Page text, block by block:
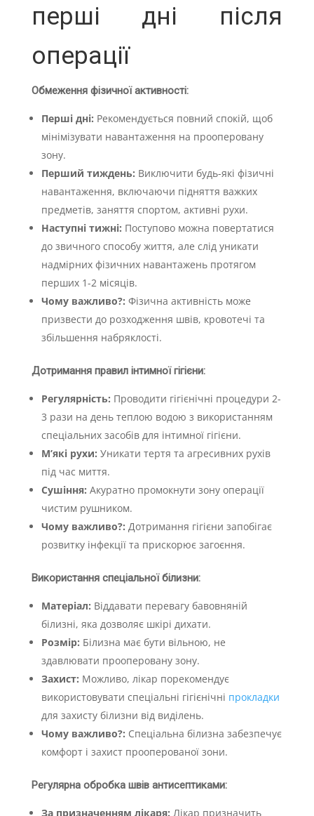
перші дні після
операції
Обмеження фізичної активності:
Перші дні: Рекомендується повний спокій, щоб
мінімізувати навантаження на прооперовану
зону.
Перший тиждень: Виключити будь-які фізичні
навантаження, включаючи підняття важких
предметів, заняття спортом, активні рухи.
Наступні тижні: Поступово можна повертатися
до звичного способу життя, але слід уникати
надмірних фізичних навантажень протягом
перших 1-2 місяців.
Чому важливо?: Фізична активність може
призвести до розходження швів, кровотечі та
збільшення набряклості.
Дотримання правил інтимної гігієни:
Регулярність: Проводити гігієнічні процедури 2-
3 рази на день теплою водою з використанням
спеціальних засобів для інтимної гігієни.
М’які рухи: Уникати тертя та агресивних рухів
під час миття.
Сушіння: Акуратно промокнути зону операції
чистим рушником.
Чому важливо?: Дотримання гігієни запобігає
розвитку інфекції та прискорює загоєння.
Використання спеціальної білизни:
Матеріал: Віддавати перевагу бавовняній
білизні, яка дозволяє шкірі дихати.
Розмір: Білизна має бути вільною, не
здавлювати прооперовану зону.
Захист: Можливо, лікар порекомендує
використовувати спеціальні гігієнічні прокладки
для захисту білизни від виділень.
Чому важливо?: Спеціальна білизна забезпечує
комфорт і захист прооперованої зони.
Регулярна обробка швів антисептиками:
За призначенням лікаря: Лікар призначить